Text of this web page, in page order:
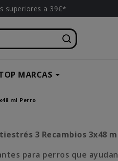
superiores a 39€*
MARCAS
ml Perro
3 Recambios 3x48
para perros que